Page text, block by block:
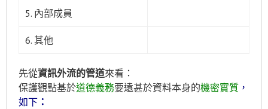
5. 內部成員
6. 其他
先從資訊外流的管道來看：
保護觀點基於道德義務要遠甚於資料本身的機密實質 ，
如下 ：